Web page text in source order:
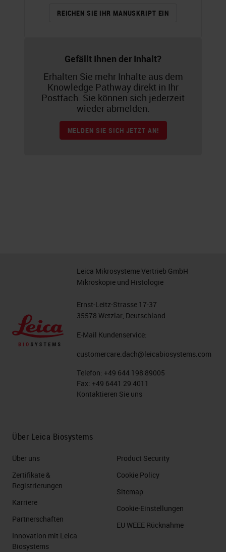
REICHEN SIE IHR MANUSKRIPT EIN
Gefällt Ihnen der Inhalt?
Erhalten Sie mehr Inhalte aus dem
Knowledge Pathway direkt in Ihr
Postfach. Sie können sich jederzeit
wieder abmelden.
MELDEN SIE SICH JETZT AN!
Leica Mikrosysteme Vertrieb GmbH
Mikroskopie und Histologie
Ernst-Leitz-Strasse 17-37
35578 Wetzlar, Deutschland
E-Mail Kundenservice:
customercare.dach@leicabiosystems.com
Telefon: +49 644 198 89005
Fax: +49 6441 29 4011
Kontaktieren Sie uns
Über Leica Biosystems
Über uns
Zertifikate &
Registrierungen
Karriere
Partnerschaften
Innovation mit Leica
Biosystems
Product Security
Cookie Policy
Sitemap
Cookie-Einstellungen
EU WEEE Rücknahme